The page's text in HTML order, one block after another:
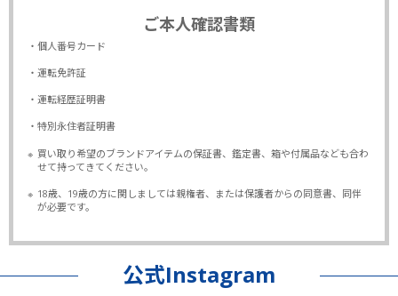
ご本人確認書類
・個人番号カード
・運転免許証
・運転経歴証明書
・特別永住者証明書
※ 買い取り希望のブランドアイテムの保証書、鑑定書、箱や付属品なども合わ
せて持ってきてください。
※ 18歳、19歳の方に関しましては親権者、または保護者からの同意書、同伴
が必要です。
公式Instagram